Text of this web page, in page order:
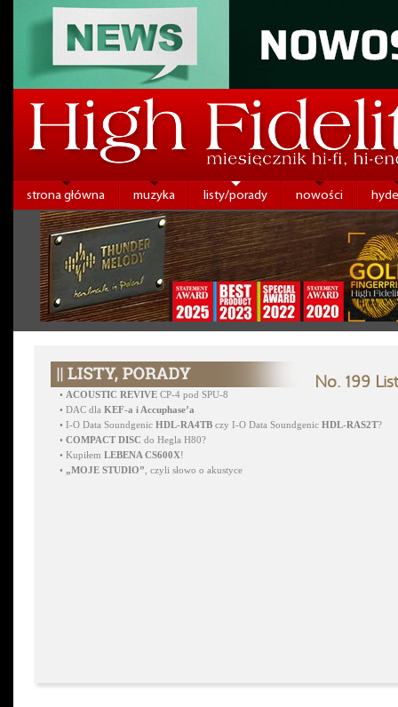
strona główna muzyka listy/porady nowości
No. 199
• ACOUSTIC REVIVE CP-4 pod SPU-8
• DAC dla KEF-a i Accuphase’a
• I-O Data Soundgenic HDL-RA4TB czy I-O Data Soundgenic HDL-RAS2T?
• COMPACT DISC do Hegla H80?
• Kupiłem LEBENA CS600X!
• „MOJE STUDIO” , czyli słowo o akustyce